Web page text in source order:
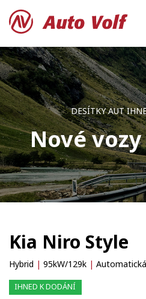
DESÍTKY AUT
Nové
Kia Niro Style
Hybrid | 95kW/129k | Automatická
IHNED K DODÁNÍ